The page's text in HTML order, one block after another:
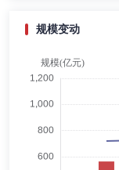
袁志刚先生：独
钱军 独立董
规模变动